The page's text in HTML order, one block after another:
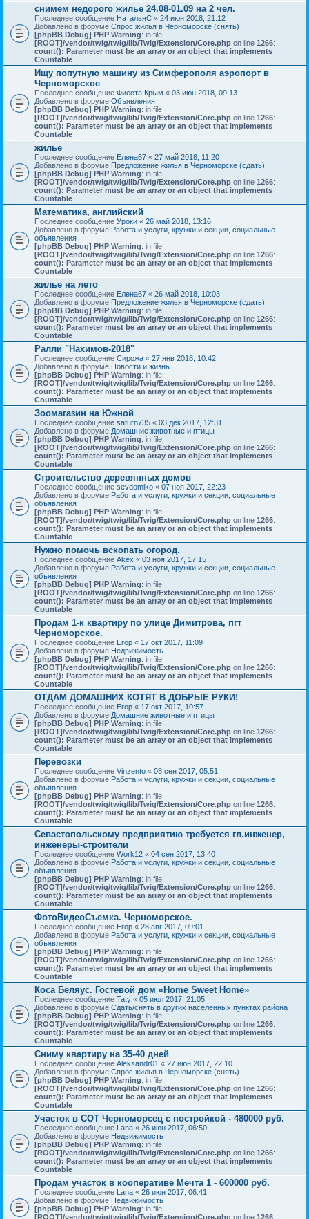
снимем недорого жилье 24.08-01.09 на 2 чел.
Последнее сообщение НатальяС « 24 июн 2018, 21:12
Добавлено в форуме Спрос жилья в Черноморске (снять)
[phpBB Debug] PHP Warning: in file
[ROOT]/vendor/twig/twig/lib/Twig/Extension/Core.php on line 1266:
count(): Parameter must be an array or an object that implements
Countable
Ищу попутную машину из Симферополя аэропорт в
Черноморское
Последнее сообщение Фиеста Крым « 03 июн 2018, 09:13
Добавлено в форуме Объявления
[phpBB Debug] PHP Warning: in file
[ROOT]/vendor/twig/twig/lib/Twig/Extension/Core.php on line 1266:
count(): Parameter must be an array or an object that implements
Countable
жилье
Последнее сообщение Елена67 « 27 май 2018, 11:20
Добавлено в форуме Предложение жилья в Черноморске (сдать)
[phpBB Debug] PHP Warning: in file
[ROOT]/vendor/twig/twig/lib/Twig/Extension/Core.php on line 1266:
count(): Parameter must be an array or an object that implements
Countable
Математика, английский
Последнее сообщение Уроки « 26 май 2018, 13:16
Добавлено в форуме Работа и услуги, кружки и секции, социальные
объявления
[phpBB Debug] PHP Warning: in file
[ROOT]/vendor/twig/twig/lib/Twig/Extension/Core.php on line 1266:
count(): Parameter must be an array or an object that implements
Countable
жилье на лето
Последнее сообщение Елена67 « 26 май 2018, 10:03
Добавлено в форуме Предложение жилья в Черноморске (сдать)
[phpBB Debug] PHP Warning: in file
[ROOT]/vendor/twig/twig/lib/Twig/Extension/Core.php on line 1266:
count(): Parameter must be an array or an object that implements
Countable
Ралли "Нахимов-2018"
Последнее сообщение Сирожа « 27 янв 2018, 10:42
Добавлено в форуме Новости и жизнь
[phpBB Debug] PHP Warning: in file
[ROOT]/vendor/twig/twig/lib/Twig/Extension/Core.php on line 1266:
count(): Parameter must be an array or an object that implements
Countable
Зоомагазин на Южной
Последнее сообщение saturn735 « 03 дек 2017, 12:31
Добавлено в форуме Домашние животные и птицы
[phpBB Debug] PHP Warning: in file
[ROOT]/vendor/twig/twig/lib/Twig/Extension/Core.php on line 1266:
count(): Parameter must be an array or an object that implements
Countable
Строительство деревянных домов
Последнее сообщение sevdomiko « 07 ноя 2017, 22:23
Добавлено в форуме Работа и услуги, кружки и секции, социальные
объявления
[phpBB Debug] PHP Warning: in file
[ROOT]/vendor/twig/twig/lib/Twig/Extension/Core.php on line 1266:
count(): Parameter must be an array or an object that implements
Countable
Нужно помочь вскопать огород.
Последнее сообщение Akex « 03 ноя 2017, 17:15
Добавлено в форуме Работа и услуги, кружки и секции, социальные
объявления
[phpBB Debug] PHP Warning: in file
[ROOT]/vendor/twig/twig/lib/Twig/Extension/Core.php on line 1266:
count(): Parameter must be an array or an object that implements
Countable
Продам 1-к квартиру по улице Димитрова, пгт
Черноморское.
Последнее сообщение Егор « 17 окт 2017, 11:09
Добавлено в форуме Недвижимость
[phpBB Debug] PHP Warning: in file
[ROOT]/vendor/twig/twig/lib/Twig/Extension/Core.php on line 1266:
count(): Parameter must be an array or an object that implements
Countable
ОТДАМ ДОМАШНИХ КОТЯТ В ДОБРЫЕ РУКИ!
Последнее сообщение Егор « 17 окт 2017, 10:57
Добавлено в форуме Домашние животные и птицы
[phpBB Debug] PHP Warning: in file
[ROOT]/vendor/twig/twig/lib/Twig/Extension/Core.php on line 1266:
count(): Parameter must be an array or an object that implements
Countable
Перевозки
Последнее сообщение Vinzento « 08 сен 2017, 05:51
Добавлено в форуме Работа и услуги, кружки и секции, социальные
объявления
[phpBB Debug] PHP Warning: in file
[ROOT]/vendor/twig/twig/lib/Twig/Extension/Core.php on line 1266:
count(): Parameter must be an array or an object that implements
Countable
Севастопольскому предприятию требуется гл.инженер,
инженеры-строители
Последнее сообщение Work12 « 04 сен 2017, 13:40
Добавлено в форуме Работа и услуги, кружки и секции, социальные
объявления
[phpBB Debug] PHP Warning: in file
[ROOT]/vendor/twig/twig/lib/Twig/Extension/Core.php on line 1266:
count(): Parameter must be an array or an object that implements
Countable
ФотоВидеоСъемка. Черноморское.
Последнее сообщение Егор « 28 авг 2017, 09:01
Добавлено в форуме Работа и услуги, кружки и секции, социальные
объявления
[phpBB Debug] PHP Warning: in file
[ROOT]/vendor/twig/twig/lib/Twig/Extension/Core.php on line 1266:
count(): Parameter must be an array or an object that implements
Countable
Коса Беляус. Гостевой дом «Home Sweet Home»
Последнее сообщение Taty « 05 июл 2017, 21:05
Добавлено в форуме Сдать/снять в других населенных пунктах района
[phpBB Debug] PHP Warning: in file
[ROOT]/vendor/twig/twig/lib/Twig/Extension/Core.php on line 1266:
count(): Parameter must be an array or an object that implements
Countable
Сниму квартиру на 35-40 дней
Последнее сообщение Aleksandr01 « 27 июн 2017, 22:10
Добавлено в форуме Спрос жилья в Черноморске (снять)
[phpBB Debug] PHP Warning: in file
[ROOT]/vendor/twig/twig/lib/Twig/Extension/Core.php on line 1266:
count(): Parameter must be an array or an object that implements
Countable
Участок в СОТ Черноморсец с постройкой - 480000 руб.
Последнее сообщение Lana « 26 июн 2017, 06:50
Добавлено в форуме Недвижимость
[phpBB Debug] PHP Warning: in file
[ROOT]/vendor/twig/twig/lib/Twig/Extension/Core.php on line 1266:
count(): Parameter must be an array or an object that implements
Countable
Продам участок в кооперативе Мечта 1 - 600000 руб.
Последнее сообщение Lana « 26 июн 2017, 06:41
Добавлено в форуме Недвижимость
[phpBB Debug] PHP Warning: in file
[ROOT]/vendor/twig/twig/lib/Twig/Extension/Core.php on line 1266: